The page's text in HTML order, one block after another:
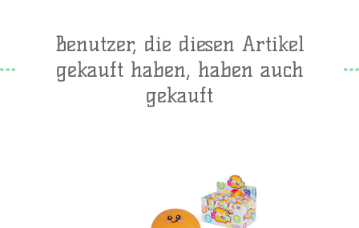
Benutzer, die diesen Artikel
gekauft haben, haben auch
gekauft